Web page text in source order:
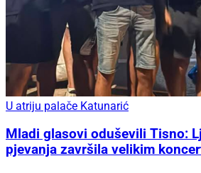
U atriju palače Katunarić
Mladi glasovi oduševili Tisno:
pjevanja završila velikim